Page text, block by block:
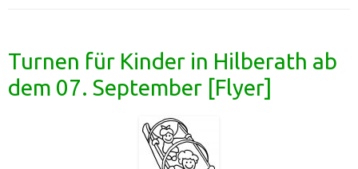
Turnen für Kinder in Hilberath ab
dem 07. September [Flyer]